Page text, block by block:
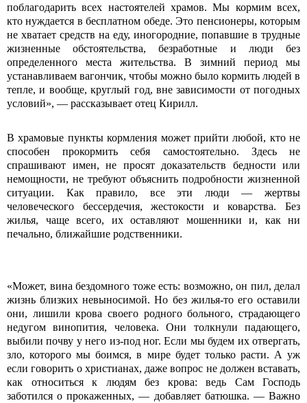
поблагодарить всех настоятелей храмов. Мы кормим всех,
кто нуждается в бесплатном обеде. Это пенсионеры, которым
не хватает средств на еду, иногородние, попавшие в трудные
жизненные обстоятельства, безработные и люди без
определенного места жительства. В зимний период мы
устанавливаем вагончик, чтобы можно было кормить людей в
тепле, и вообще, круглый год, вне зависимости от погодных
условий», — рассказывает отец Кирилл.
В храмовые пункты кормления может прийти любой, кто не
способен прокормить себя самостоятельно. Здесь не
спрашивают имен, не просят доказательств бедности или
немощности, не требуют объяснить подробности жизненной
ситуации. Как правило, все эти люди — жертвы
человеческого бессердечия, жестокости и коварства. Без
жилья, чаще всего, их оставляют мошенники и, как ни
печально, ближайшие родственники.
«Может, вина бездомного тоже есть: возможно, он пил, делал
жизнь близких невыносимой. Но без жилья-то его оставили
они, лишили крова своего родного больного, страдающего
недугом винопития, человека. Они толкнули падающего,
выбили почву у него из-под ног. Если мы будем их отвергать,
зло, которого мы боимся, в мире будет только расти. А уж
если говорить о христианах, даже вопрос не должен вставать,
как относиться к людям без крова: ведь Сам Господь
заботился о прокаженных, — добавляет батюшка. — Важно